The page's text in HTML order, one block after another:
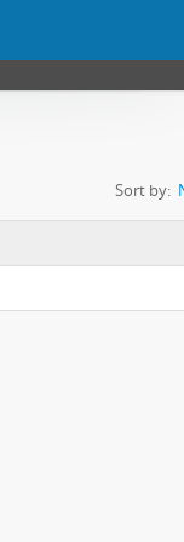
Sort by: